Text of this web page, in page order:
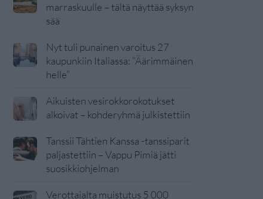
marraskuulle – tältä näyttää syksyn
sää
Nyt tuli punainen varoitus 27
kaupunkiin Italiassa: ”Äärimmäinen
helle”
Aikuisten vesirokkorokotukset
alkoivat – kohderyhmä julkistettiin
Tanssii Tähtien Kanssa -tanssiparit
paljastettiin – Vappu Pimiä jätti
suosikkiohjelman
Verottajalta muistutus 5 000